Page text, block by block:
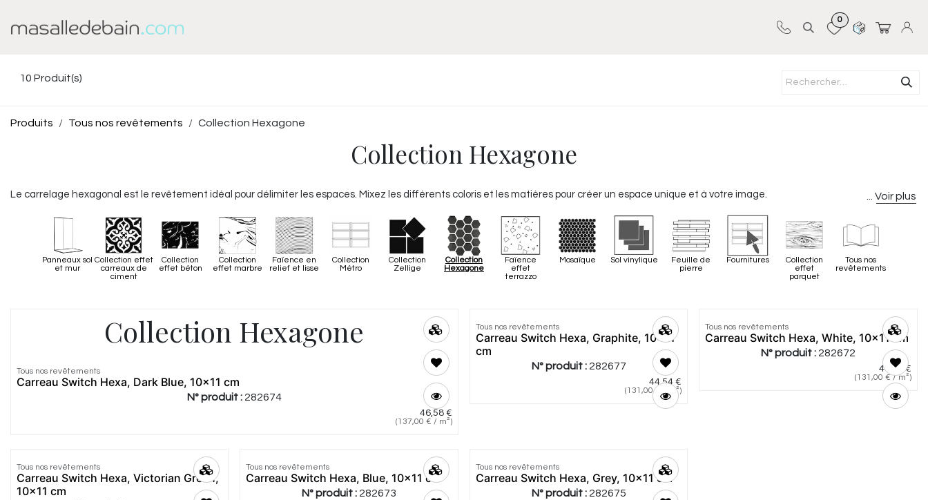
0
10 Produit(s)
Produits Tous nos revêtements Collection Hexagone
Collection Hexagone
Le carrelage hexagonal est le revêtement idéal pour délimiter les espaces. Mixez les différents coloris et les matières pour créer un espace unique et à votre image.
Panneaux sol
et mur
Collection effet
carreaux de
ciment
Collection
effet béton
Collection
effet marbre
Faïence en
relief et lisse
Collection
Métro
Collection
Zellige
Collection
Hexagone
Faïence
effet
terrazzo
Mosaïque Sol vinylique
Feuille de
pierre
Fournitures
Collection
effet
parquet
Tous nos
revêtements
Collection Hexagone
Tous nos revêtements
Carreau Switch Hexa, Dark Blue, 10x11 cm
N° produit : 282674
46,58€
(137,00 € / m²)
Tous nos revêtements
Carreau Switch Hexa, Graphite, 10x11
cm
N° produit : 282677
44,54 €
(131,00€ / m²)
Tous nos revêtements
Carreau Switch Hexa, White, 10x11 cm
N° produit : 282672
44,54 €
(131,00 €/m²)
Tous nos revêtements
Carreau Switch Hexa, Victorian Green,
10x11 cm
Tous nos revêtements
Carreau Switch Hexa, Blue, 10x11 cm
N° produit : 282673
Tous nos revêtements
Carreau Switch Hexa, Grey, 10x11 cm
N° produit : 282675